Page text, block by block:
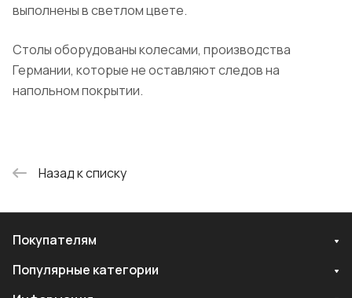
выполнены в светлом цвете.
Столы оборудованы колесами, производства
Германии, которые не оставляют следов на
напольном покрытии.
Назад к списку
Покупателям
Популярные категории